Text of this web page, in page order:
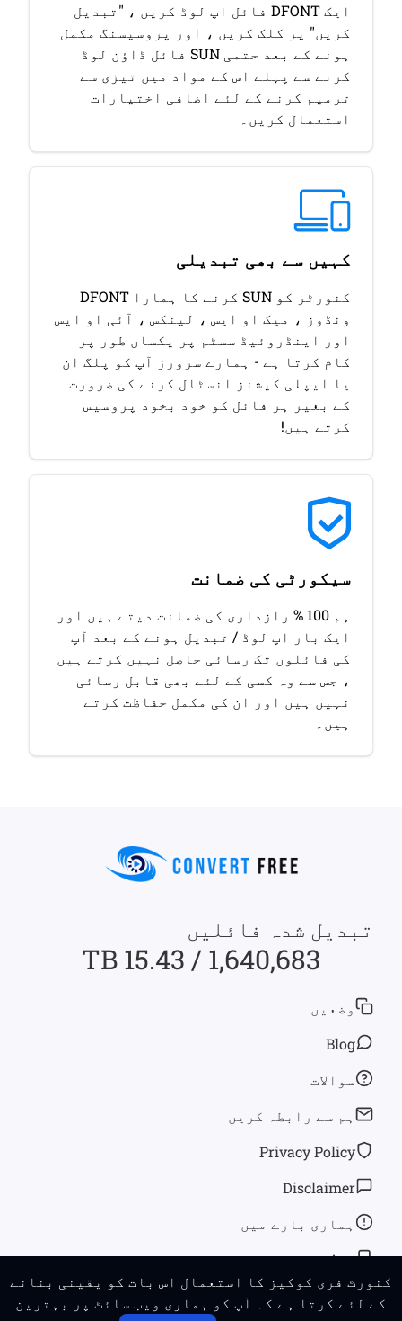
ایک DFONT فائل اپ لوڈ کریں ، "تبدیل
کریں" پر کلک کریں ، اور پروسیسنگ مکمل
ہونے کے بعد حتمی SUN فائل ڈاؤن لوڈ
کرنے سے پہلے اس کے مواد میں تیزی سے
ترمیم کرنے کے لئے اضافی اختیارات
استعمال کریں۔
کہیں سے بھی تبدیلی
کنورٹر کو SUN کرنے کا ہمارا DFONT
ونڈوز ، میک او ایس ، لینکس ، آئی او ایس
اور اینڈروئیڈ سسٹم پر یکساں طور پر
کام کرتا ہے - ہمارے سرورز آپ کو پلگ ان
یا ایپلی کیشنز انسٹال کرنے کی ضرورت
کے بغیر ہر فائل کو خود بخود پروسیس
کرتے ہیں!
سیکورٹی کی ضمانت
ہم 100 % رازداری کی ضمانت دیتے ہیں اور
ایک بار اپ لوڈ / تبدیل ہونے کے بعد آپ
کی فائلوں تک رسائی حاصل نہیں کرتے ہیں
، جس سے وہ کسی کے لئے بھی قابل رسائی
نہیں ہیں اور ان کی مکمل حفاظت کرتے
ہیں۔
کنورٹ فری کوکیز کا استعمال اس بات کو یقینی بنانے
کے لئے کرتا ہے کہ آپ کو ہماری ویب سائٹ پر بہترین
تبدیل شدہ فائلیں
1,640,683 / 15.43 TB
وضعیں
Blog
سوالات
ہم سے رابطہ کریں
Privacy Policy
Disclaimer
ہماری بارے ميں
App